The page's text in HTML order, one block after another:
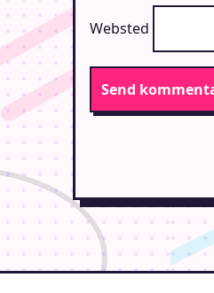
Websted